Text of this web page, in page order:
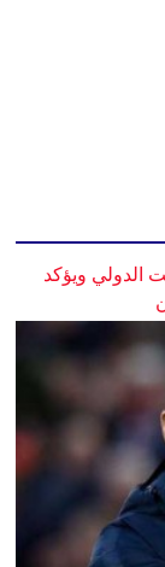
الدولي ويؤكد